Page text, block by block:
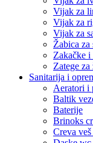
Vijak za
Vijak za
Vijak za
Žabica za
Zakačke i
Zatege za
Sanitarija i
Aeratori i
Baltik
Baterije
Brinoks
Creva